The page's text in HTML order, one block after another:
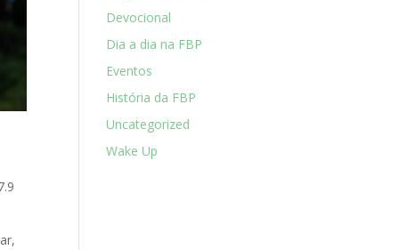
Devocional
Dia a dia na FBP
Eventos
História da FBP
Uncategorized
Wake Up